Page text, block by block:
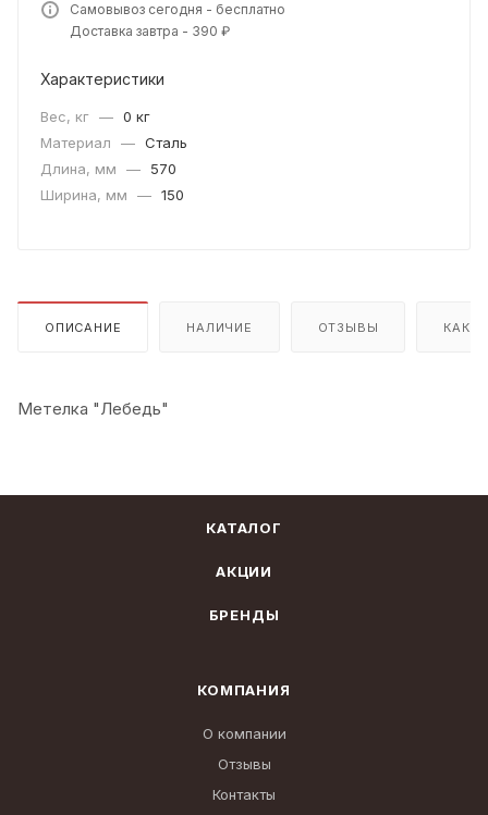
Самовывоз сегодня - бесплатно
Доставка завтра - 390 ₽
Характеристики
Вес, кг — 0 кг
Материал
— Сталь
Длина, мм
—
570
Ширина, мм
— 150
ОПИСАНИЕ НАЛИЧИЕ ОТЗЫВЫ КАК
Метелка "Лебедь"
КАТАЛОГ
АКЦИИ
БРЕНДЫ
КОМПАНИЯ
О компании
Отзывы
Контакты